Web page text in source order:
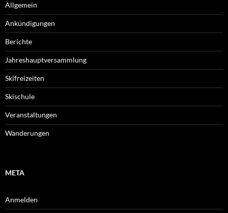
Allgemein
Ankündigungen
Berichte
Jahreshauptversammlung
Skifreizeiten
Skischule
Veranstaltungen
Wanderungen
META
Anmelden